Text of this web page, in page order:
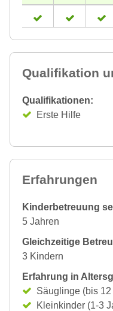
Qualifikation
Qualifikationen:
Erste Hilfe
Erfahrungen
Kinderbetreuung
5 Jahren
Gleichzeitige
3 Kindern
Erfahrung in
Säuglinge (bis
Kleinkinder (1-3